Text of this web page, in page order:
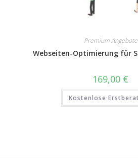
Premium Angebote
Webseiten-Optimierung für
169,00 €
Kostenlose